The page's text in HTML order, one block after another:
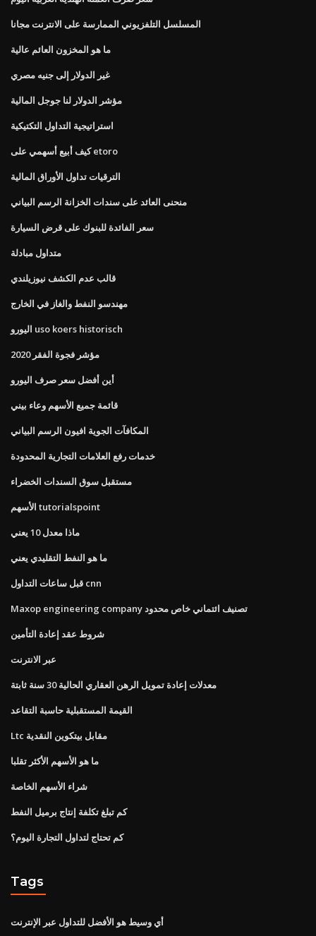
المسلسل التلفزيوني الممارسة على الانترنت مجانا
ما هو المخزون العائم عالية
غير الدولار إلى جنيه مصري
مؤشر الدولار لنا جوجل المالية
استراتيجية التداول التكتيكية
كيف أبيع أسهمي على etoro
الترقيات تداول الأوراق المالية
منحنى العائد على سندات الخزانة الرسم البياني
سعر الفائدة للبنوك على قرض السيارة
متداول مبادلة
قالب عدم الكشف نيوزيلندي
مهندسو النفط والغاز في الخارج
اليورو uso koers historisch
مؤشر فجوة الفقر 2020
أين أفضل سعر صرف اليورو
قائمة جميع الأسهم وعاء بيني
المكافآت الجوية افيون الرسم البياني
خدمات رفع العلامات التجارية المحدودة
مستقبل سوق السندات الخضراء
الأسهم tutorialspoint
ماذا معدل 10 يعني
ما هو النفط التقليدي يعني
قبل ساعات التداول cnn
Maxop engineering company تصنيف ائتماني خاص محدود
شروط عقد إعادة التأمين
عبر الانترنت
معدلات إعادة تمويل الرهن العقاري الحالية 30 سنة ثابتة
القيمة المستقبلية حاسبة التقاعد
Ltc مقابل بيتكوين النقدية
ما هو الأسهم الأكثر تقلبا
شراء الأسهم الخاصة
كم تبلغ تكلفة إنتاج برميل النفط
كم تحتاج لتداول التجارة اليوم؟
Tags
أي وسيط هو الأفضل للتداول عبر الإنترنت